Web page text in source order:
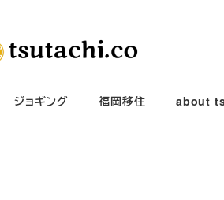
ジョギング 福岡移住 about